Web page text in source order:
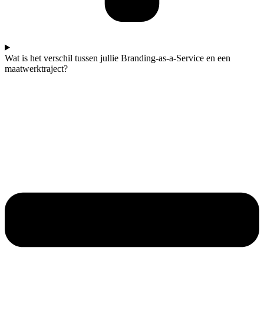
Wat is het verschil tussen jullie Branding-as-a-Service en een
maatwerktraject?